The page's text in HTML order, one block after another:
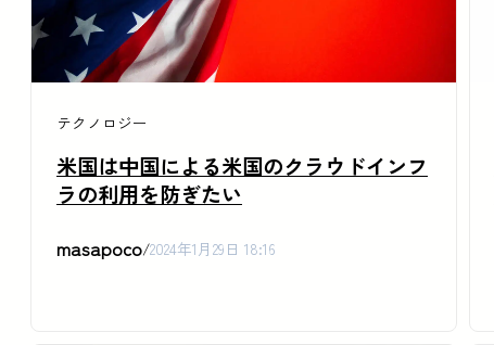
テクノロジー
米国は中国による米国のクラウドインフ
ラの利用を防ぎたい
masapoco/2024年1月29日 18:16